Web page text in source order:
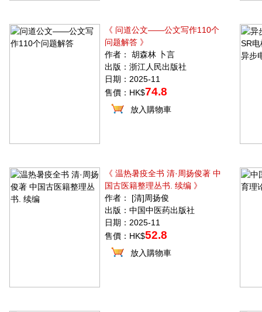
《 问道公文——公文写作110个
问题解答 》
作者： 胡森林 卜言
出版：浙江人民出版社
日期：2025-11
售價：HK$74.8
放入購物車
《 温热暑疫全书 清·周扬俊著 中
国古医籍整理丛书. 续编 》
作者： [清]周扬俊
出版：中国中医药出版社
日期：2025-11
售價：HK$52.8
放入購物車